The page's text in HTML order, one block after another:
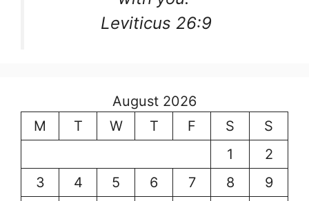
Leviticus 26:9
August 2026
M
T W T F S
S
1
2
3
4 5 6 7 8
9